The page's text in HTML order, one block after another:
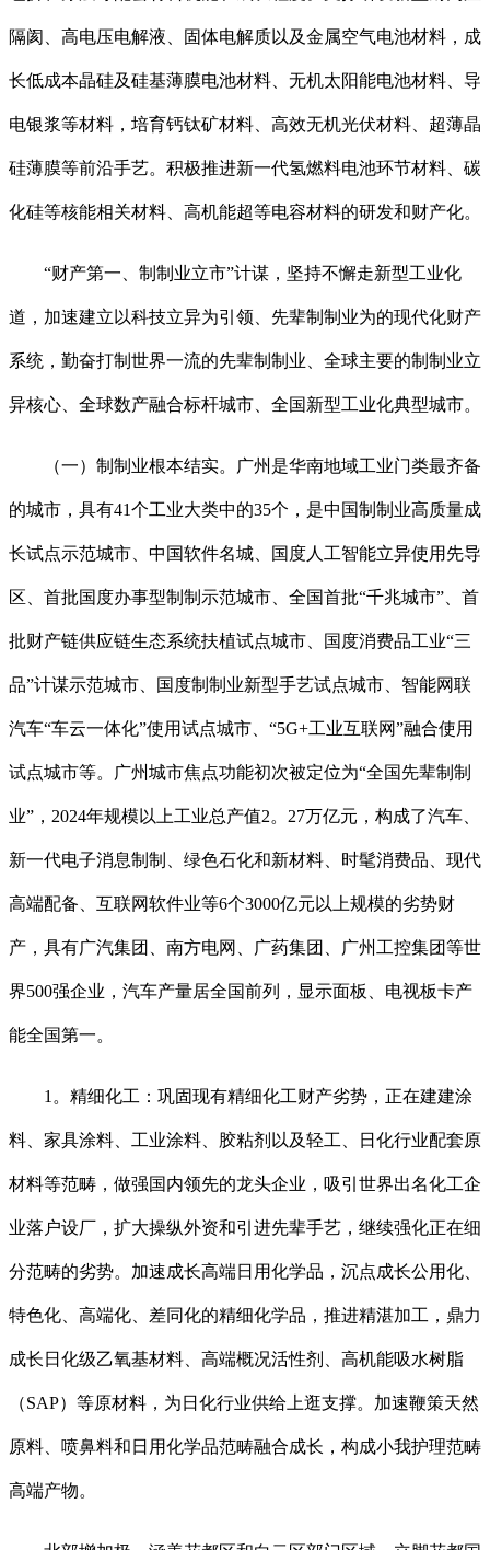
隔阂、高电压电解液、固体电解质以及金属空气电池材料，成
长低成本晶硅及硅基薄膜电池材料、无机太阳能电池材料、导
电银浆等材料，培育钙钛矿材料、高效无机光伏材料、超薄晶
硅薄膜等前沿手艺。积极推进新一代氢燃料电池环节材料、碳
化硅等核能相关材料、高机能超等电容材料的研发和财产化。
“财产第一、制制业立市”计谋，坚持不懈走新型工业化
道，加速建立以科技立异为引领、先辈制制业为的现代化财产
系统，勤奋打制世界一流的先辈制制业、全球主要的制制业立
异核心、全球数产融合标杆城市、全国新型工业化典型城市。
（一）制制业根本结实。广州是华南地域工业门类最齐备
的城市，具有41个工业大类中的35个，是中国制制业高质量成
长试点示范城市、中国软件名城、国度人工智能立异使用先导
区、首批国度办事型制制示范城市、全国首批“千兆城市”、首
批财产链供应链生态系统扶植试点城市、国度消费品工业“三
品”计谋示范城市、国度制制业新型手艺试点城市、智能网联
汽车“车云一体化”使用试点城市、“5G+工业互联网”融合使用
试点城市等。广州城市焦点功能初次被定位为“全国先辈制制
业”，2024年规模以上工业总产值2。27万亿元，构成了汽车、
新一代电子消息制制、绿色石化和新材料、时髦消费品、现代
高端配备、互联网软件业等6个3000亿元以上规模的劣势财
产，具有广汽集团、南方电网、广药集团、广州工控集团等世
界500强企业，汽车产量居全国前列，显示面板、电视板卡产
能全国第一。
1。精细化工：巩固现有精细化工财产劣势，正在建建涂
料、家具涂料、工业涂料、胶粘剂以及轻工、日化行业配套原
材料等范畴，做强国内领先的龙头企业，吸引世界出名化工企
业落户设厂，扩大操纵外资和引进先辈手艺，继续强化正在细
分范畴的劣势。加速成长高端日用化学品，沉点成长公用化、
特色化、高端化、差同化的精细化学品，推进精湛加工，鼎力
成长日化级乙氧基材料、高端概况活性剂、高机能吸水树脂
（SAP）等原材料，为日化行业供给上逛支撑。加速鞭策天然
原料、喷鼻料和日用化学品范畴融合成长，构成小我护理范畴
高端产物。